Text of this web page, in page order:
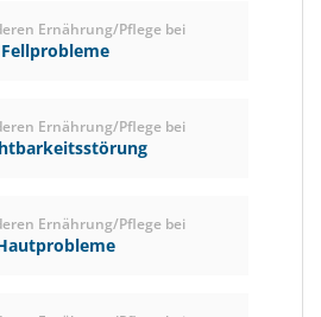
Ernährung/Pflege bei
Fellprobleme
Ernährung/Pflege bei
Ernährung/Pflege bei